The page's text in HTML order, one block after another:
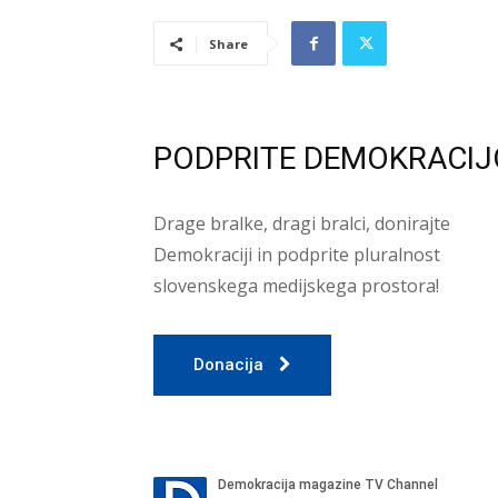
Share
PODPRITE
Drage bralke, dragi bralci, donirajte
Demokraciji in podprite pluralnost
slovenskega medijskega prostora!
Donacija